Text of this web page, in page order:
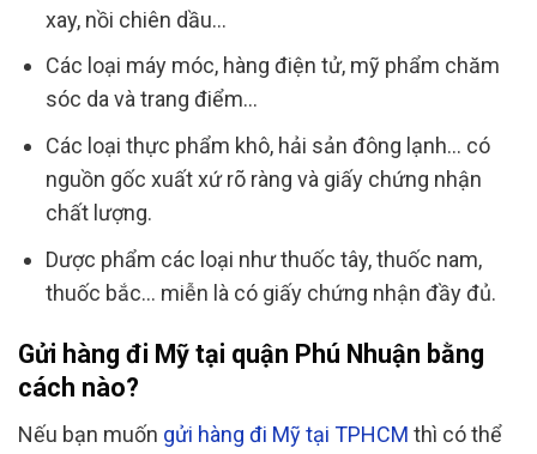
xay, nồi chiên dầu…
Các loại máy móc, hàng điện tử, mỹ phẩm chăm
sóc da và trang điểm…
Các loại thực phẩm khô, hải sản đông lạnh… có
nguồn gốc xuất xứ rõ ràng và giấy chứng nhận
chất lượng.
Dược phẩm các loại như thuốc tây, thuốc nam,
thuốc bắc… miễn là có giấy chứng nhận đầy đủ.
Gửi hàng đi Mỹ tại quận Phú Nhuận bằng
cách nào?
Nếu bạn muốn gửi hàng đi Mỹ tại TPHCM thì có thể